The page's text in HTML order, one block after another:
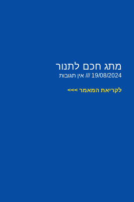
מתג חכם לתנור
19/08/2024 אין תגובות
לקריאת המאמר >>>